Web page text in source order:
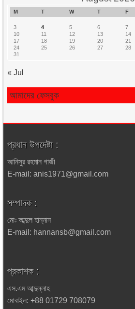
M T W T F
3
4 5 6 7
10
11 12 13 14
17
18 19 20 21
24
25 26 27 28
31
« Jul
আমাদের ফেসবুক
প্রধান উপদেষ্টা :
আনিসুর রহমান গাজী
E-mail: anis1971@gmail.com
সম্পাদক :
মোঃ আব্দুল হান্নান
E-mail: hannansb@gmail.com
প্রকাশক :
এস.এম আব্দুল্লাহ
মোবাইল: +88 01729 708079